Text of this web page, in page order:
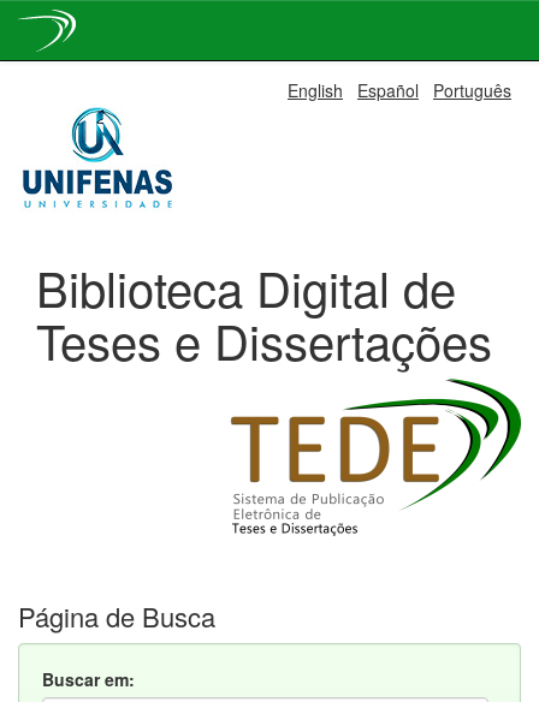
navigation
English Español Português
Biblioteca Digital de
Teses e Dissertações
Página de Busca
Buscar em: